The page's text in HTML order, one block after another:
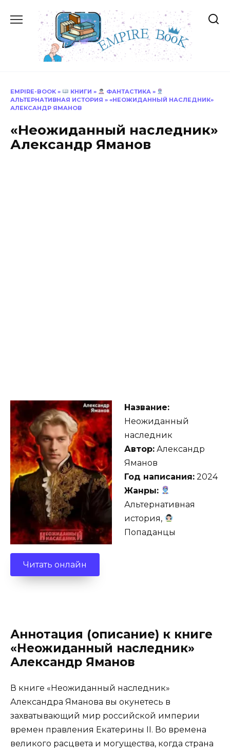
содержанию
EMPIRE-BOOK » КНИГИ » ФАНТАСТИКА»
АЛЬТЕРНАТИВНАЯ ИСТОРИЯ » «НЕОЖИДАННЫЙ НАСЛЕДНИК»
АЛЕКСАНДР ЯМАНОВ
«Неожиданный наследник»
Александр Яманов
Название:
Неожиданный
наследник
Автор: Александр
Яманов
Год написания: 2024
Жанры:
Альтернативная
история,
Попаданцы
Читать онлайн
Аннотация (описание) к книге
«Неожиданный наследник»
Александр Яманов
В книге «Неожиданный наследник»
Александра Яманова вы окунетесь в
захватывающий мир российской империи
времен правления Екатерины II. Во времена
великого расцвета и могущества, когда страна